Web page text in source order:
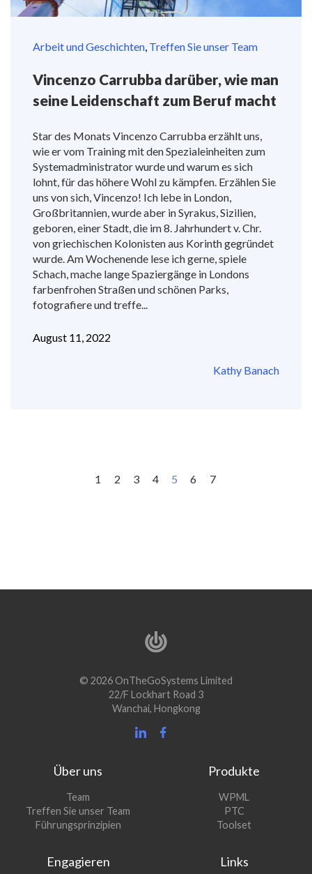
Arbeit und Geschichten, Treffen Sie unser Team
Vincenzo Carrubba darüber, wie man
seine Leidenschaft zum Beruf macht
Star des Monats Vincenzo Carrubba erzählt uns,
wie er vom Training mit den Spezialeinheiten zum
Systemadministrator wurde und warum es sich
lohnt, für das höhere Wohl zu kämpfen. Erzählen Sie
uns von sich, Vincenzo! Ich lebe in London,
Großbritannien, wurde aber in Syrakus, Sizilien,
geboren, einer Stadt, die im 8. Jahrhundert v. Chr.
von griechischen Kolonisten aus Korinth gegründet
wurde. Am Wochenende lese ich gerne, spiele
Schach, mache lange Spaziergänge in Londons
farbenfrohen Straßen und schönen Parks,
fotografiere und treffe...
August 11, 2022
Kathy Banach
1 2 3 4 5 6 7
© 2026 OnTheGoSystems Limited
22/F Lockhart Road 3
Wanchai, Hongkong
Über uns
Team
Treffen Sie unser Team
Führungsprinzipien
Produkte
WPML
in
PTC(öffnet
sich
neuen
Toolset(öffnet
Engagieren Links